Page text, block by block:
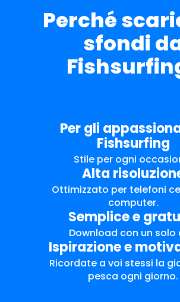
Perché
sfondi
Per gli
Fishsurfing
Stile per ogni
Alta
Ottimizzato per telefoni
computer.
Semplice e
Download con un solo
Ispirazione e
Ricordate a voi stessi la
pesca ogni giorno.